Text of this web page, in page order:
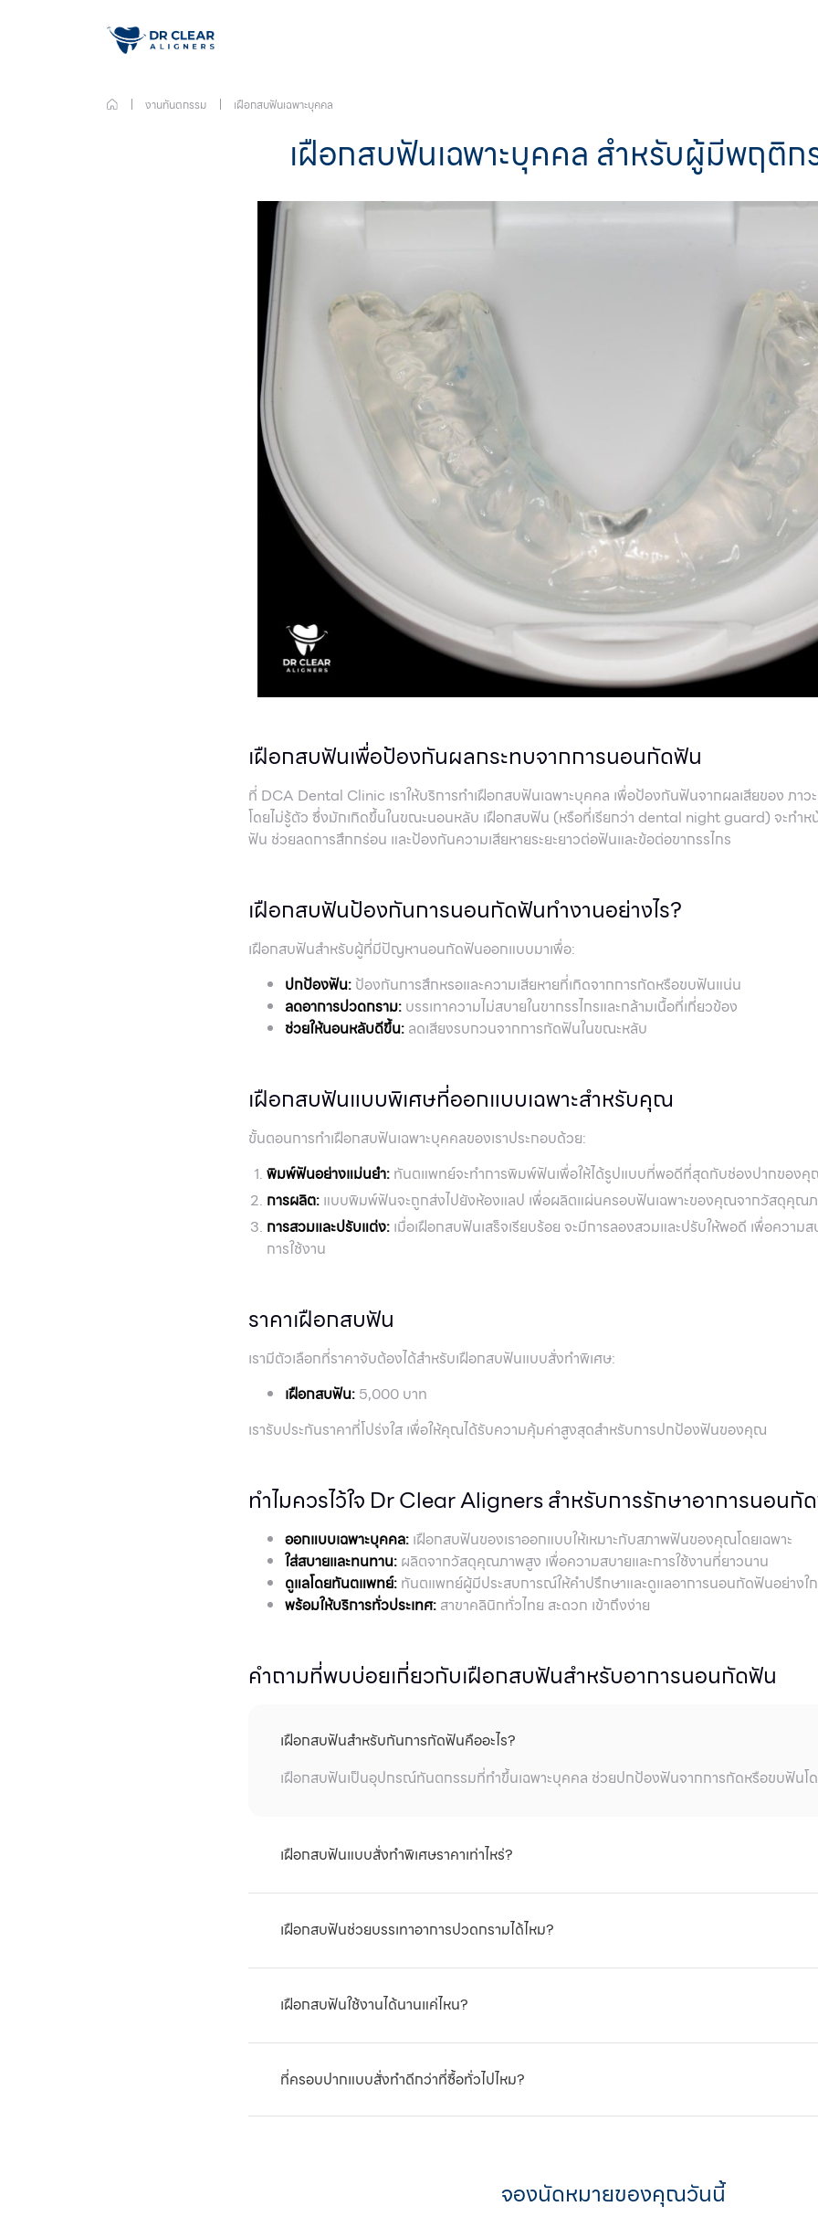
งานทันตกรรม เฝือกสบฟันเฉพาะบุคคล
เฝือกสบฟันเฉพาะบุคคล สำหรับผู้มีพฤติ
เฝือกสบฟันเพื่อป้องกันผลกระทบจากการนอนกัดฟัน
ที่ DCA Dental Clinic เราให้บริการทำเฝือกสบฟันเฉพาะบุคคล เพื่อป้องกันฟันจากผลเสียของ ภา
โดยไม่รู้ตัว ซึ่งมักเกิดขึ้นในขณะนอนหลับ เฝือกสบฟัน (หรือที่เรียกว่า dental night guard) จะทำหน้
ฟัน ช่วยลดการสึกกร่อน และป้องกันความเสียหายระยะยาวต่อฟันและข้อต่อขากรรไกร
เฝือกสบฟันป้องกันการนอนกัดฟันทำงานอย่างไร?
เฝือกสบฟันสำหรับผู้ที่มีปัญหานอนกัดฟันออกแบบมาเพื่อ:
ปกป้องฟัน: ป้องกันการสึกหรอและความเสียหายที่เกิดจากการกัดหรือขบฟันแน่น
ลดอาการปวดกราม: บรรเทาความไม่สบายในขากรรไกรและกล้ามเนื้อที่เกี่ยวข้อง
ช่วยให้นอนหลับดีขึ้น: ลดเสียงรบกวนจากการกัดฟันในขณะหลับ
เฝือกสบฟันแบบพิเศษที่ออกแบบเฉพาะสำหรับคุณ
ขั้นตอนการทำเฝือกสบฟันเฉพาะบุคคลของเราประกอบด้วย:
พิมพ์ฟันอย่างแม่นยำ: ทันตแพทย์จะทำการพิมพ์ฟันเพื่อให้ได้รูปแบบที่พอดีที่สุดกับช่องปากของ
การผลิต: แบบพิมพ์ฟันจะถูกส่งไปยังห้องแลป เพื่อผลิตแผ่นครอบฟันเฉพาะของคุณจากวัสดุคุณ
การสวมและปรับแต่ง: เมื่อเฝือกสบฟันเสร็จเรียบร้อย จะมีการลองสวมและปรับให้พอดี เพื่อความ
การใช้งาน
ราคาเฝือกสบฟัน
เรามีตัวเลือกที่ราคาจับต้องได้สำหรับเฝือกสบฟันแบบสั่งทำพิเศษ:
เฝือกสบฟัน: 5,000 บาท
เรารับประกันราคาที่โปร่งใส เพื่อให้คุณได้รับความคุ้มค่าสูงสุดสำหรับการปกป้องฟันของคุณ
ทำไมควรไว้ใจ Dr Clear Aligners สำหรับการรักษาอาการนอนกั
ออกแบบเฉพาะบุคคล: เฝือกสบฟันของเราออกแบบให้เหมาะกับสภาพฟันของคุณโดยเฉพาะ
ใส่สบายและทนทาน: ผลิตจากวัสดุคุณภาพสูง เพื่อความสบายและการใช้งานที่ยาวนาน
ดูแลโดยทันตแพทย์: ทันตแพทย์ผู้มีประสบการณ์ให้คำปรึกษาและดูแลอาการนอนกัดฟันอย่างใ
พร้อมให้บริการทั่วประเทศ: สาขาคลินิกทั่วไทย สะดวก เข้าถึงง่าย
คำถามที่พบบ่อยเกี่ยวกับเฝือกสบฟันสำหรับอาการนอนกัดฟัน
เฝือกสบฟันสำหรับกันการกัดฟันคืออะไร?
เฝือกสบฟันเป็นอุปกรณ์ทันตกรรมที่ทำขึ้นเฉพาะบุคคล ช่วยปกป้องฟันจากการกัดหรือขบฟันโ
เฝือกสบฟันแบบสั่งทำพิเศษราคาเท่าไหร่?
เฝือกสบฟันช่วยบรรเทาอาการปวดกรามได้ไหม?
เฝือกสบฟันใช้งานได้นานแค่ไหน?
เป็นประจำเพื่อประสิทธิภาพสูงสุด
ที่ครอบปากแบบสั่งทำดีกว่าที่ซื้อทั่วไปไหม?
จองนัดหมายของคุณวันนี้